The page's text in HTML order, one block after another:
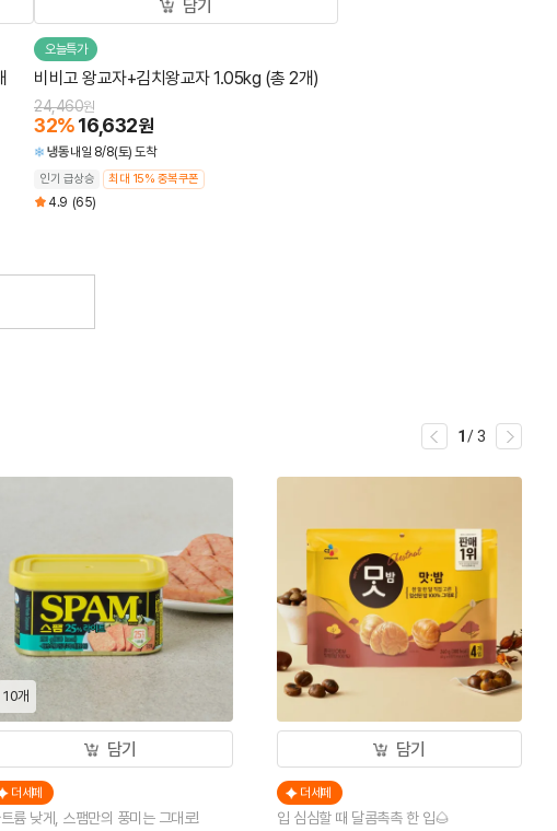
담기
오늘특가
비비고 왕교자+김치왕교자 1.05kg (총 2개)
32%16,632원
24,460원
냉동 내일 8/8(토) 도착
인기 급상승 최대 15% 중복쿠폰
4.9 (65)
10개
담기
더세페
륨 낮게, 스팸만의 풍미는 그대로!
담기
더세페
입 심심할 때 달콤촉촉 한 입🌰
1 / 3